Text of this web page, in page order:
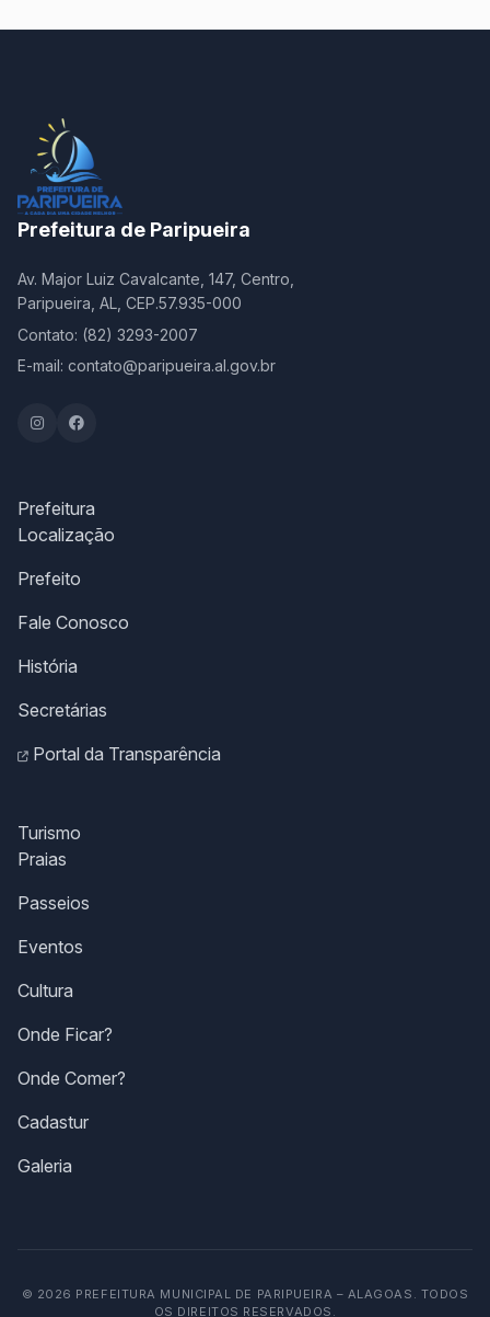
Prefeitura de Paripueira
Av. Major Luiz Cavalcante, 147, Centro,
Paripueira, AL, CEP.57.935-000
Contato: (82) 3293-2007
E-mail: contato@paripueira.al.gov.br
Prefeitura
Localização
Prefeito
Fale Conosco
História
Secretárias
Portal da Transparência
Turismo
Praias
Passeios
Eventos
Cultura
Onde Ficar?
Onde Comer?
Cadastur
Galeria
© 2026 PREFEITURA MUNICIPAL DE PARIPUEIRA – ALAGOAS. TODOS
OS DIREITOS RESERVADOS.